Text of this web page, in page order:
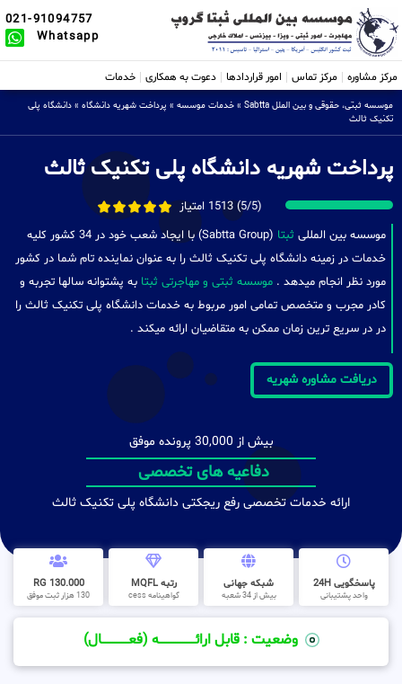
021-91094757
Whatsapp
مرکز مشاوره مرکز تماس امور قراردادها دعوت به همکاری خدمات
موسسه ثبتی، حقوقی و بین الملل Sabtta » خدمات موسسه » پرداخت شهریه دانشگاه » دانشگاه پلی
تکنیک ثالث
پرداخت شهریه دانشگاه پلی تکنیک ثالث
(5/5) 1513 امتیاز
موسسه بین المللی ثبتا
(Sabtta Group) با ایجاد شعب خود در 34 کشور کلیه
خدمات در زمینه دانشگاه پلی تکنیک ثالث را به عنوان نماینده تام شما در کشور
مورد نظر انجام میدهد . موسسه ثبتی و مهاجرتی ثبتا به پشتوانه سالها تجربه و
کادر مجرب و متخصص تمامی امور مربوط به خدمات دانشگاه پلی تکنیک ثالث را
در در سریع ترین زمان ممکن به متقاضیان ارائه میکند .
دریافت مشاوره شهریه
بیش از 30,000 پرونده موفق
دفاعیه های تخصصی
ارائه خدمات تخصصی رفع ریجکتی دانشگاه پلی تکنیک ثالث
پاسخگویی 24H
واحد پشتیبانی
شبکه جهانی
بیش از 34 شعبه
رتبه MQFL
گواهینامه cess
130.000 RG
130 هزار ثبت موفق
وضعیت : قابل ارائــــــــــــــــــــه (فعـــــــــــــــال)